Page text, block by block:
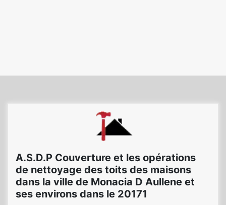
A.S.D.P Couverture et les opérations
de nettoyage des toits des maisons
dans la ville de Monacia D Aullene et
ses environs dans le 20171